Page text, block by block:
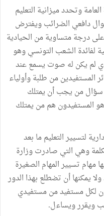
وتحدد ميزانية التعليم
دافعي الضرائب ويفترض
درجة متساوية من الحيادية
لفائدة الشعب التونسي وهو
لم يكن له صوت يسمع عند
المستفيدين من طلبة وأولياء
من يجب أن يمتلك
المستفيدون هم من يمتلك
لتسيير التعليم ما بعد
وهي التي صادرت وزارة
مهام تسيير المهام الصغيرة
يمكنها أن تضطلع بهذا الدور
لكل مستفيد من مستفيدي
ويقرر ويساءل.